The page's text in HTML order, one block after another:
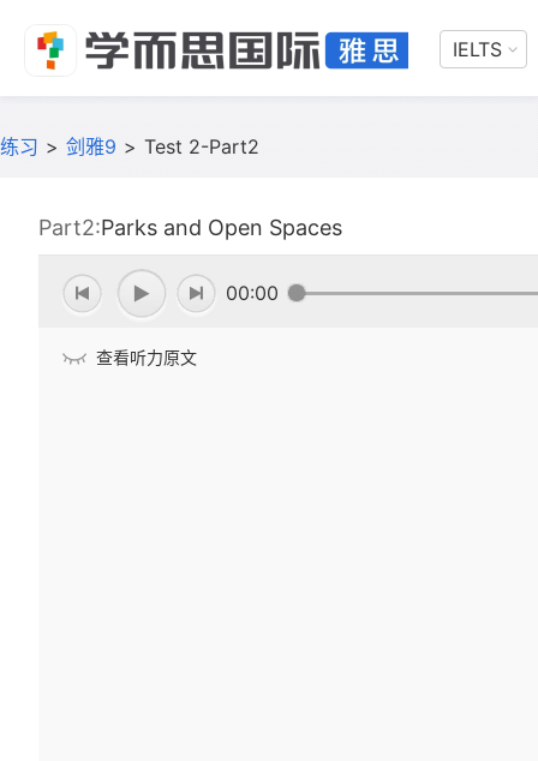
IELTS
练习 > 剑雅9 > Test 2-Part2
Part2:Parks and Open Spaces
00:00
查看听力原文